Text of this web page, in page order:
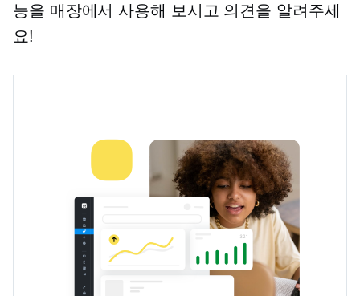
능을 매장에서 사용해 보시고 의견을 알려주세
요!